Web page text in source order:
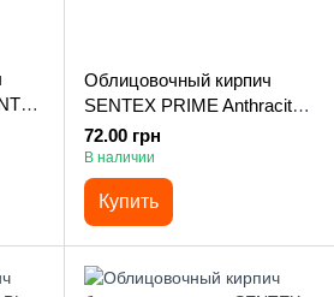
Облицовочный кирпич
SENTEX PRIME Anthracite
Dark
72.00 грн
В наличии
Купить